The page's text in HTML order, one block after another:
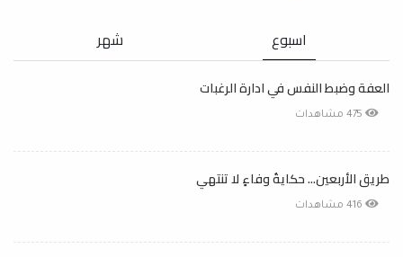
اسبوع شهر
العفة وضبط النفس في ادارة الرغبات
طريق الأربعين... حكايةُ وفاءٍ لا تنتهي